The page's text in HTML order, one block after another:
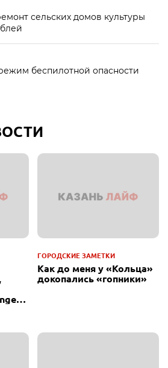
сельских домов культуры
беспилотной опасности
ГОРОДСКИЕ ЗАМЕТКИ
Как до меня у «Кольца»
докопались «гопники»